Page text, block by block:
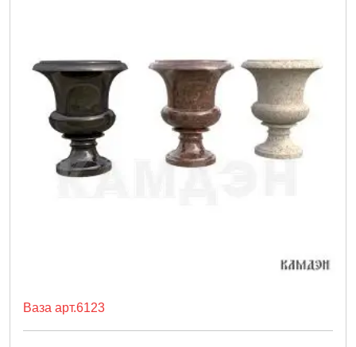
Ваза арт.6123